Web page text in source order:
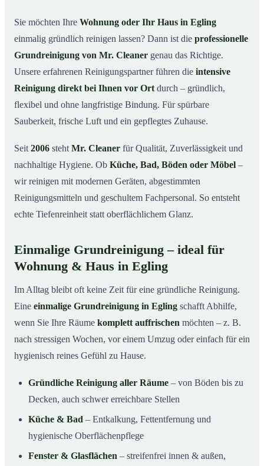
04 So läuft die Grundreinigung in Egling ab
05 Wann ist eine Grundreinigung sinnvoll?
06Grundreinigung in Egling & Umgebung
Jetzt kostenloses Angebot anfordern
Sie möchten Ihre Wohnung oder Ihr Haus in Egling
einmalig gründlich reinigen lassen? Dann ist die professionelle
Grundreinigung von Mr. Cleaner genau das Richtige.
Unsere erfahrenen Reinigungspartner führen die intensive
Reinigung direkt bei Ihnen vor Ort durch – gründlich,
flexibel und ohne langfristige Bindung. Für spürbare
Sauberkeit, frische Luft und ein gepflegtes Zuhause.
Seit 2006 steht Mr. Cleaner für Qualität, Zuverlässigkeit und
nachhaltige Hygiene. Ob Küche, Bad, Böden oder Möbel –
wir reinigen mit modernen Geräten, abgestimmten
Reinigungsmitteln und geschultem Fachpersonal. So entsteht
echte Tiefenreinheit statt oberflächlichem Glanz.
Einmalige Grundreinigung – ideal für
Wohnung & Haus in Egling
Im Alltag bleibt oft keine Zeit für eine gründliche Reinigung.
Eine einmalige Grundreinigung in Egling schafft Abhilfe,
wenn Sie Ihre Räume komplett auffrischen möchten – z. B.
nach stressigen Wochen, vor einem Umzug oder einfach für ein
hygienisch reines Gefühl zu Hause.
Gründliche Reinigung aller Räume – von Böden bis zu
Decken, auch schwer erreichbare Stellen
Küche & Bad – Entkalkung, Fettentfernung und
hygienische Oberflächenpflege
Fenster & Glasflächen – streifenfrei innen & außen,